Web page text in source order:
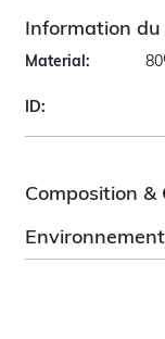
Information
Material:
ID:
Composition